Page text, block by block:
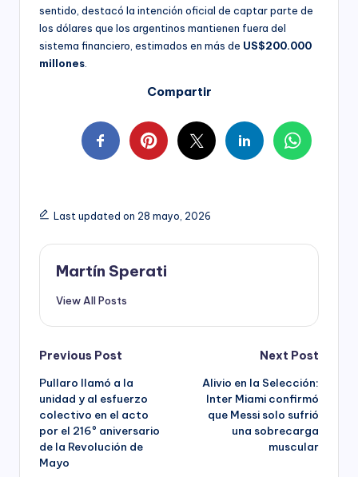
sentido, destacó la intención oficial de captar parte de
los dólares que los argentinos mantienen fuera del
sistema financiero, estimados en más de US$200.000
millones
Compartir
Last updated on 28 mayo, 2026
Martín Sperati
View All Posts
Post
navigation
Previous Post
Pullaro llamó a la
unidad y al esfuerzo
colectivo en el acto
por el 216º aniversario
de la Revolución de
Mayo
Next Post
Alivio en la Selección:
Inter Miami confirmó
que Messi solo sufrió
una sobrecarga
muscular